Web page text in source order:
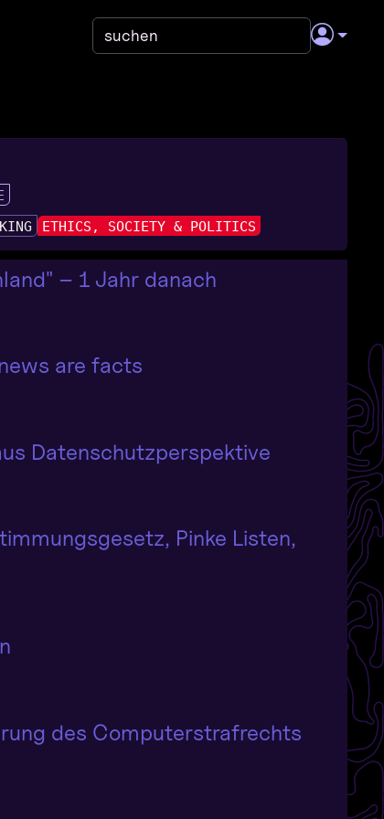
ETHICS, SOCIETY & POLITICS
– 1 Jahr danach
are facts
Datenschutzperspektive
Pinke Listen,
des Computerstrafrechts